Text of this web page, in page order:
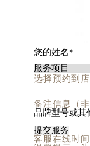
选择预约到
备注信息（
提交服务
客服在线时